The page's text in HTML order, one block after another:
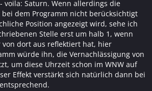
voila: Saturn. Wenn allerdings die
dem Programm nicht berücksichtigt
Position angezeigt wird, sehe ich
Stelle erst um halb 1, wenn
von dort aus reflektiert hat, hier
würde ihn, die Vernachlässigung von
um diese Uhrzeit schon im WNW auf
Effekt verstärkt sich natürlich dann bei